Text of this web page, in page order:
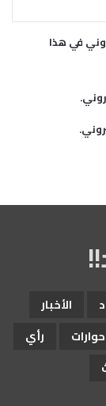
في هذا
الأخبار
حوارات
رأي